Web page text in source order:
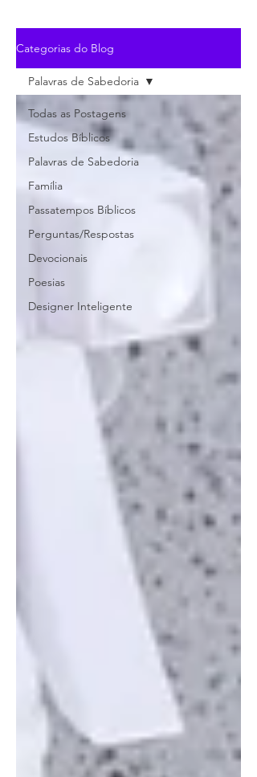
Categorias do Blog
Todas as Postagens
Estudos Bíblicos
Palavras de Sabedoria
Família
Passatempos Bíblicos
Perguntas/Respostas
Devocionais
Poesias
Designer Inteligente
Palavras de Sabedoria